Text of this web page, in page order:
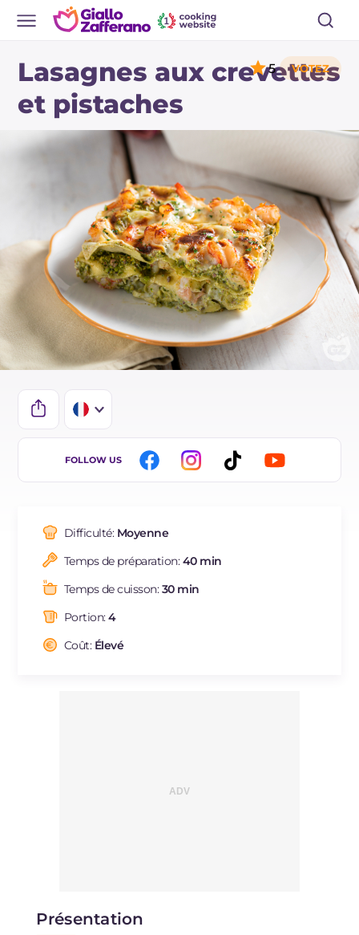
Lasagnes aux crevettes
et pistaches
5
IT
DE
BR
NL
FOLLOW US
Difficulté: Moyenne
Temps de préparation:40 min
Temps de cuisson:30 min
Portion:4
Coût: Élevé
Présentation